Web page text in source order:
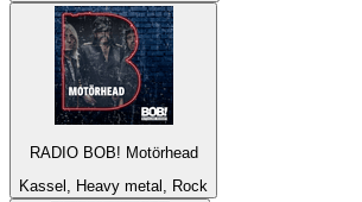
RADIO BOB! Motörhead
Kassel, Heavy metal, Rock